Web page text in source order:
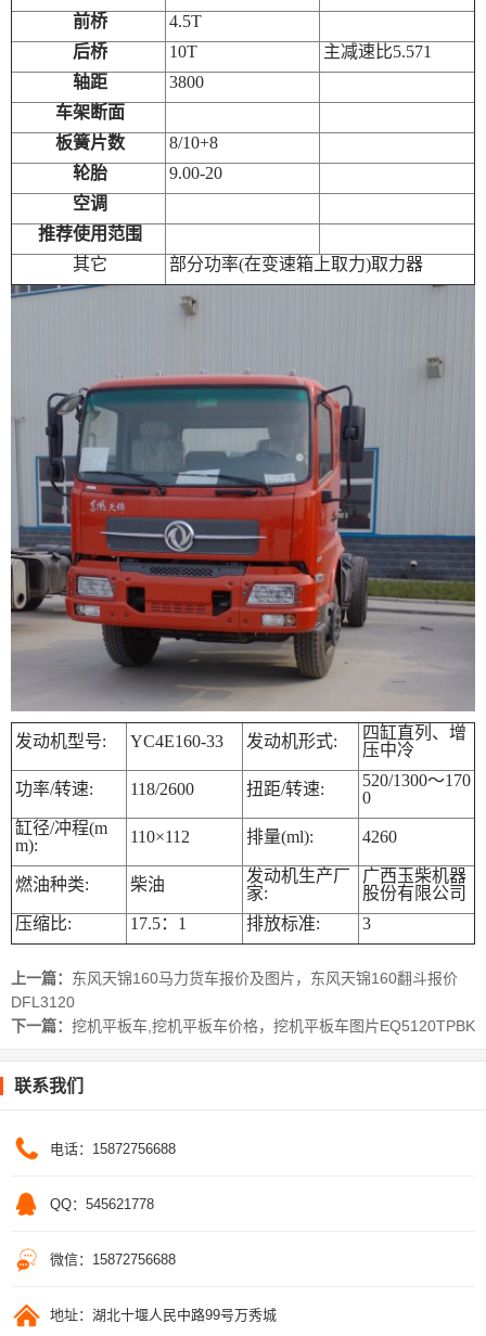
前桥
4.5T
后桥
10T
主减速比5.571
轴距
3800
车架断面
板簧片数
8/10+8
轮胎
9.00-20
空调
推荐使用范围
其它
部分功率(在变速箱上取力)取力器
发动机型号: YC4E160-33 发动机形式:
四缸直列、增
压中冷
功率/转速: 118/2600 扭距/转速: 520/1300～170
0
缸径/冲程(m
m):
110×112 排量(ml): 4260
燃油种类: 柴油
发动机生产厂
家:
广西玉柴机器
股份有限公司
压缩比:
17.5：1 排放标准: 3
上一篇： 东风天锦160马力货车报价及图片，东风天锦160翻斗报价
DFL3120
下一篇： 挖机平板车,挖机平板车价格，挖机平板车图片EQ5120TPBK
联系我们
电话：15872756688
QQ：545621778
微信：15872756688
地址：湖北十堰人民中路99号万秀城